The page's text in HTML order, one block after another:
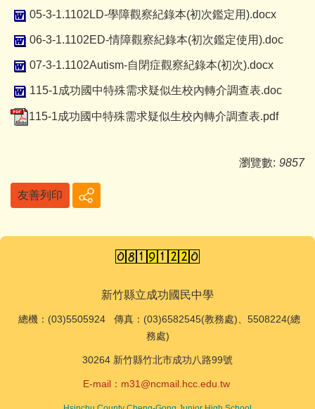
05-3-1.1102LD-學障觀察紀錄本(初次鑑定用).docx
06-3-1.1102ED-情障觀察紀錄本(初次鑑定使用).doc
07-3-1.1102Autism-自閉症觀察紀錄本(初次).docx
115-1成功國中特殊需求疑似生校內轉介調查表.doc
115-1成功國中特殊需求疑似生校內轉介調查表.pdf
瀏覽數: 9857
友善列印
新竹縣立成功國民中學
總機：(03)5505924 傳真：(03)6582545(教務處)、5508224(總
務處)
30264 新竹縣竹北市成功八路99號
E-mail： m31@ncmail.hcc.edu.tw